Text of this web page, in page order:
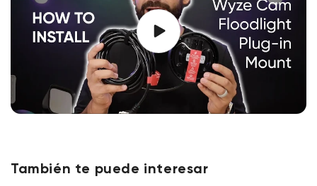
También te puede interesar